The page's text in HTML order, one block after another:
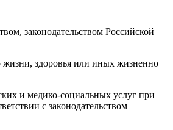
законодательством Российской
жизни, здоровья или иных жизненно
и медико-социальных услуг при
с законодательством